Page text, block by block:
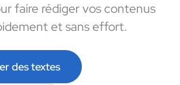
faire rédiger vos contenus
et sans effort.
des textes